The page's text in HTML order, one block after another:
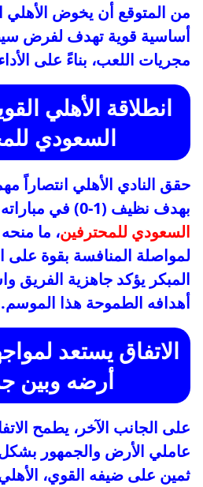
من المتوقع أن يخوض الأهلي
أساسية قوية تهدف لفرض
مجريات اللعب، بناءً على
انطلاقة الأهلي
السعودي
حقق النادي الأهلي انتصاراً
بهدف نظيف (1-0) في مباراته الافتتاحية بـ
السعودي للمحترفين، ما
لمواصلة المنافسة بقوة على
المبكر يؤكد جاهزية الفريق
أهدافه الطموحة هذا الموسم.
الاتفاق يستعد
أرضه وبين
على الجانب الآخر، يطمح
عاملي الأرض والجمهور بشكل
ثمين على ضيفه القوي،